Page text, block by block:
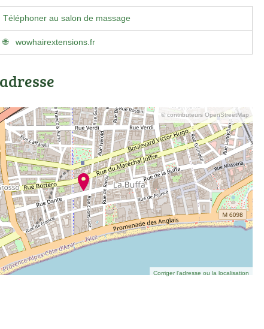
Téléphoner au salon de massage
wowhairextensions.fr
© contributeurs OpenStreetMap
Corriger l’adresse ou la localisation